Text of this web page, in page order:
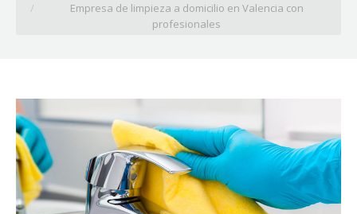
Empresa de limpieza a domicilio en Valencia con
profesionales